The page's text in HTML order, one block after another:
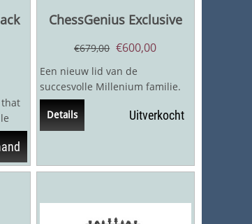
that
ChessGenius Exclusive
€679,00 €600,00
Een nieuw lid van de
succesvolle Millenium familie.
Een noten houten bord met
ingebouwde...
Details Uitverkocht